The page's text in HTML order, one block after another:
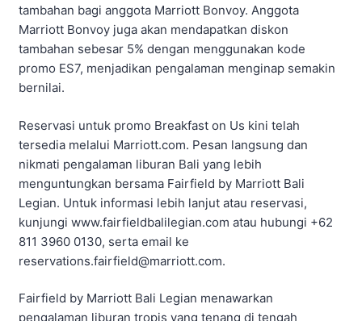
tambahan bagi anggota Marriott Bonvoy. Anggota
Marriott Bonvoy juga akan mendapatkan diskon
tambahan sebesar 5% dengan menggunakan kode
promo ES7, menjadikan pengalaman menginap semakin
bernilai.
Reservasi untuk promo Breakfast on Us kini telah
tersedia melalui Marriott.com. Pesan langsung dan
nikmati pengalaman liburan Bali yang lebih
menguntungkan bersama Fairfield by Marriott Bali
Legian. Untuk informasi lebih lanjut atau reservasi,
kunjungi www.fairfieldbalilegian.com atau hubungi +62
811 3960 0130, serta email ke
reservations.fairfield@marriott.com.
Fairfield by Marriott Bali Legian menawarkan
pengalaman liburan tropis yang tenang di tengah